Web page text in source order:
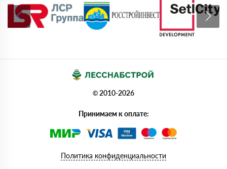
© 2010-2026
Принимаем к оплате:
Политика конфиденциальности